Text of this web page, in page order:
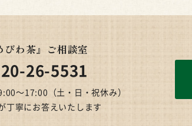
びわ茶』ご相談室
26-5531
〜17:00（土・日・祝休み）
丁寧にお答えいたします